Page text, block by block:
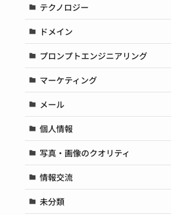
テクノロジー
ドメイン
プロンプトエンジニアリング
マーケティング
メール
個人情報
写真・画像のクオリティ
情報交流
未分類